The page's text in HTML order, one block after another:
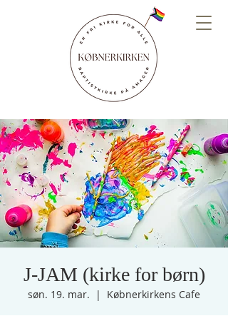
J-JAM (kirke for børn)
søn. 19. mar.
  |
Købnerkirkens Cafe